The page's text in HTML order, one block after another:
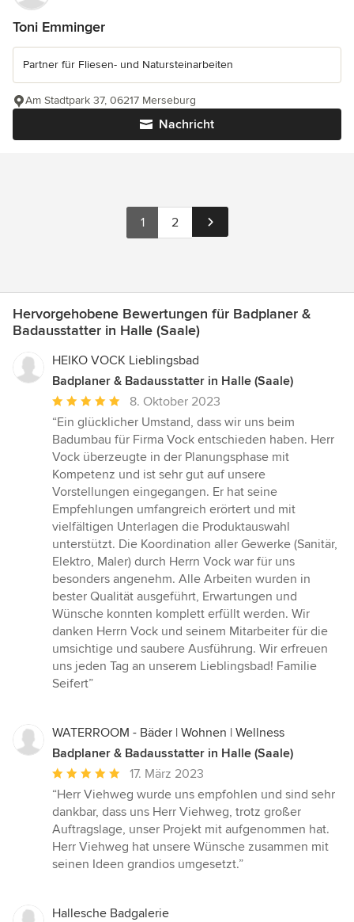
Toni Emminger
Partner für Fliesen- und Natursteinarbeiten
Nachricht
Am Stadtpark 37, 06217 Merseburg
1 2
Hervorgehobene Bewertungen für Badplaner &
Badausstatter in Halle (Saale)
HEIKO VOCK Lieblingsbad
Badplaner & Badausstatter in Halle (Saale)
Durchschnittliche
Bewertung:
5
von
5
Sternen
8. Oktober 2023
“Ein glücklicher Umstand, dass wir uns beim
Badumbau für Firma Vock entschieden haben. Herr
Vock überzeugte in der Planungsphase mit
Kompetenz und ist sehr gut auf unsere
Vorstellungen eingegangen. Er hat seine
Empfehlungen umfangreich erörtert und mit
vielfältigen Unterlagen die Produktauswahl
unterstützt. Die Koordination aller Gewerke (Sanitär,
Elektro, Maler) durch Herrn Vock war für uns
besonders angenehm. Alle Arbeiten wurden in
bester Qualität ausgeführt, Erwartungen und
Wünsche konnten komplett erfüllt werden. Wir
danken Herrn Vock und seinem Mitarbeiter für die
umsichtige und saubere Ausführung. Wir erfreuen
uns jeden Tag an unserem Lieblingsbad! Familie
Seifert”
WATERROOM - Bäder | Wohnen | Wellness
Badplaner & Badausstatter in Halle (Saale)
Durchschnittliche
Bewertung:
5
von
5
Sternen
17. März 2023
“Herr Viehweg wurde uns empfohlen und sind sehr
dankbar, dass uns Herr Viehweg, trotz großer
Auftragslage, unser Projekt mit aufgenommen hat.
Herr Viehweg hat unsere Wünsche zusammen mit
seinen Ideen grandios umgesetzt.”
Hallesche Badgalerie